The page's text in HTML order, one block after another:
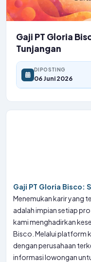
Gaji PT Gloria
Tunjangan
DIPOSTING
06 Juni 2026
Gaji PT Gloria Bisco:
Menemukan karir yang
adalah impian setiap
kami menghadirkan
Bisco. Melalui platform
dengan perusahaan
informasi lowongan